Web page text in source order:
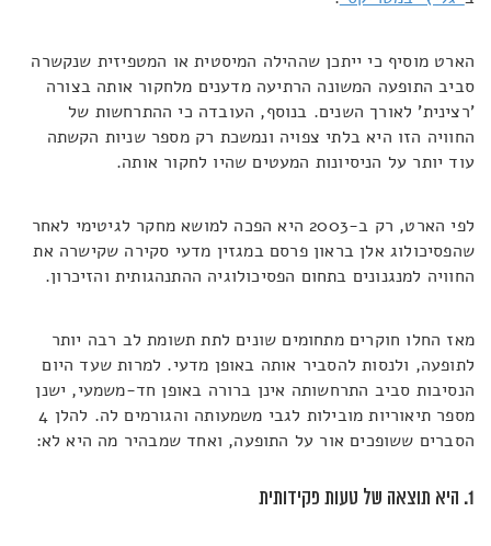
הארט מוסיף כי ייתכן שההילה המיסטית או המטפיזית שנקשרה
סביב התופעה המשונה הרתיעה מדענים מלחקור אותה בצורה
'רצינית' לאורך השנים. בנוסף, העובדה כי ההתרחשות של
החוויה הזו היא בלתי צפויה ונמשכת רק מספר שניות הקשתה
עוד יותר על הניסיונות המעטים שהיו לחקור אותה.
לפי הארט, רק ב-2003 היא הפכה למושא מחקר לגיטימי לאחר
שהפסיכולוג אלן בראון פרסם במגזין מדעי סקירה שקישרה את
החוויה למנגנונים בתחום הפסיכולוגיה ההתנהגותית והזיכרון.
מאז החלו חוקרים מתחומים שונים לתת תשומת לב רבה יותר
לתופעה, ולנסות להסביר אותה באופן מדעי. למרות שעד היום
הנסיבות סביב התרחשותה אינן ברורה באופן חד-משמעי, ישנן
מספר תיאוריות מובילות לגבי משמעותה והגורמים לה. להלן 4
הסברים ששופכים אור על התופעה, ואחד שמבהיר מה היא לא:
1. היא תוצאה של טעות פקידותית